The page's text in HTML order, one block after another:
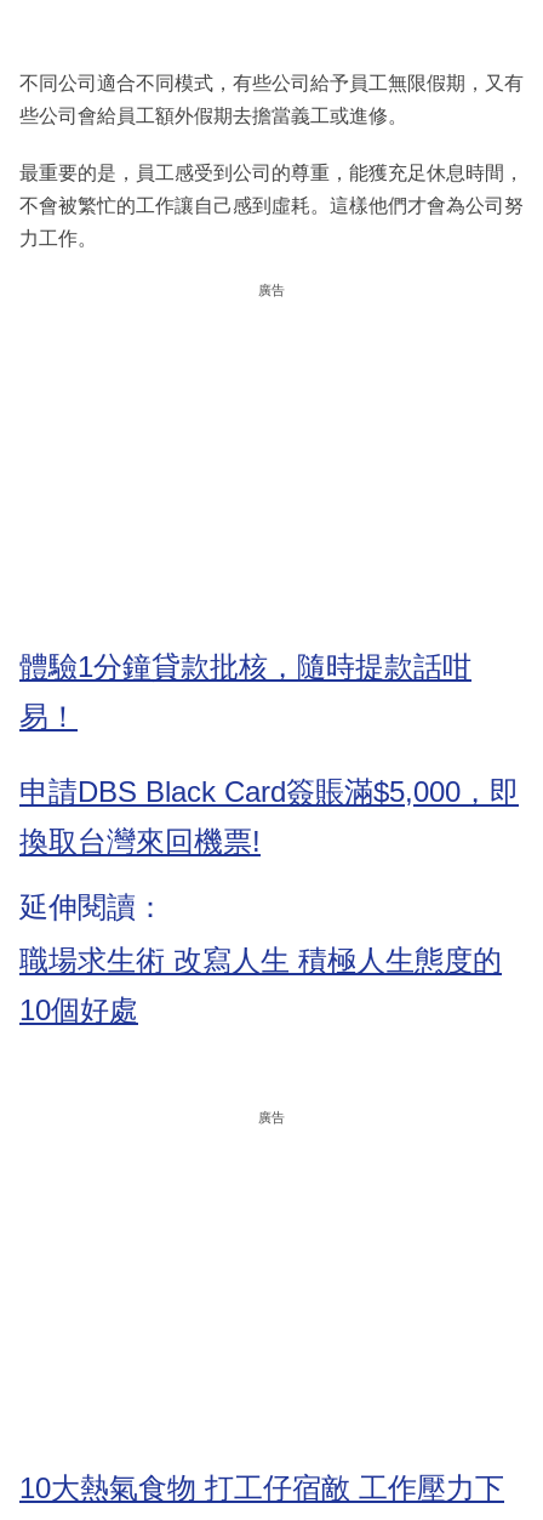
不同公司適合不同模式，有些公司給予員工無限假期，又有
些公司會給員工額外假期去擔當義工或進修。
最重要的是，員工感受到公司的尊重，能獲充足休息時間，
不會被繁忙的工作讓自己感到虛耗。這樣他們才會為公司努
力工作。
廣告
體驗1分鐘貸款批核，隨時提款話咁
易！
申請DBS Black Card簽賬滿$5,000，即
換取台灣來回機票!
延伸閱讀：
職場求生術 改寫人生 積極人生態度的
10個好處
廣告
10大熱氣食物 打工仔宿敵 工作壓力下